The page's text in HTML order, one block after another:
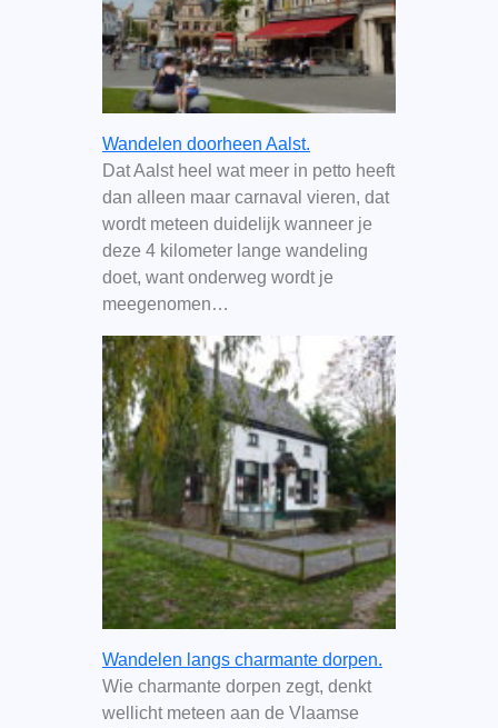
Wandelen doorheen Aalst.
Dat Aalst heel wat meer in petto heeft
dan alleen maar carnaval vieren, dat
wordt meteen duidelijk wanneer je
deze 4 kilometer lange wandeling
doet, want onderweg wordt je
meegenomen…
Wandelen langs charmante dorpen.
Wie charmante dorpen zegt, denkt
wellicht meteen aan de Vlaamse